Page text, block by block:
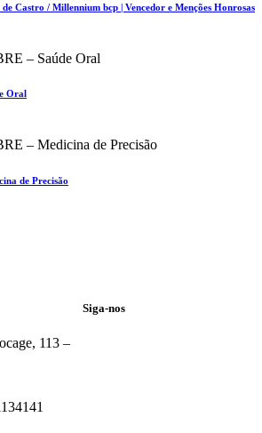
Castro / Millennium bcp | Vencedor e Menções Honrosas
Oral
de Precisão
113 –
Siga-nos